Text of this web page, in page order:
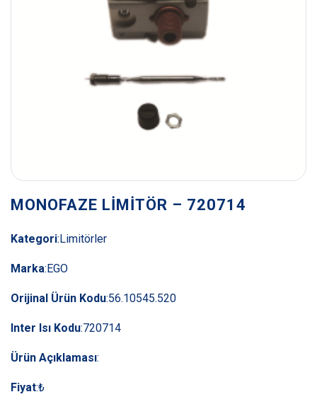
MONOFAZE LİMİTÖR – 720714
Kategori: Limitörler
Marka: EGO
Orijinal Ürün Kodu:56.10545.520
Inter Isı Kodu:720714
Ürün Açıklaması:
Fiyat:₺